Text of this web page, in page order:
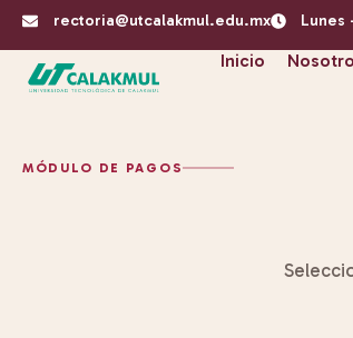
rectoria@utcalakmul.edu.mx Lunes
Inicio
MÓDULO DE PAGOS